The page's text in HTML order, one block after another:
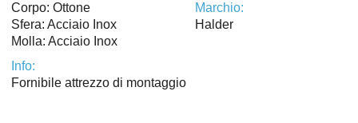
Corpo: Ottone
Sfera: Acciaio Inox
Molla: Acciaio Inox
Marchio:
Halder
Info:
Fornibile attrezzo di montaggio